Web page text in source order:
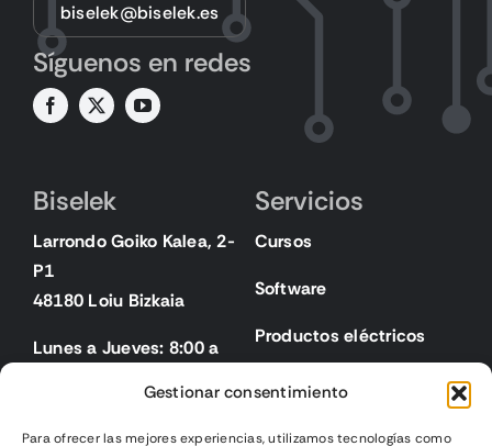
Gestionar consentimiento
Para ofrecer las mejores experiencias, utilizamos tecnologías como
biselek@biselek.es
Síguenos en redes
Biselek
Larrondo Goiko Kalea, 2-
P1
48180 Loiu Bizkaia
Lunes a Jueves: 8:00 a
Servicios
Cursos
Software
Productos eléctricos